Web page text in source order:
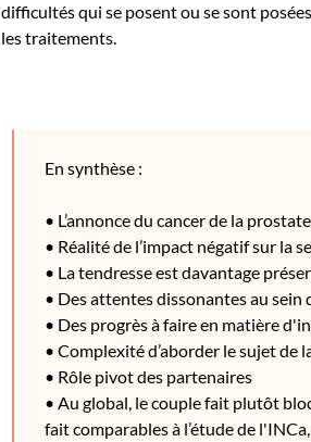
difficultés qui se posent ou se sont
les traitements.
En synthèse :
• L’annonce du cancer de la
• Réalité de l’impact négatif sur la
• La tendresse est davantage
• Des attentes dissonantes au sein
• Des progrès à faire en matière
• Complexité d’aborder le sujet de
• Rôle pivot des partenaires
• Au global, le couple fait plutôt
fait comparables à l’étude de l'INCa,